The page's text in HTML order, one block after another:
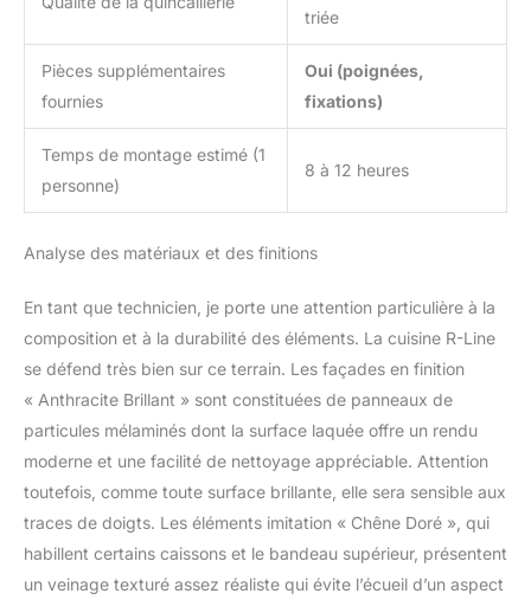
triée
Pièces supplémentaires
fournies
Oui (poignées,
fixations)
Temps de montage estimé (1
personne)
8 à 12 heures
Analyse des matériaux et des finitions
En tant que technicien, je porte une attention particulière à la
composition et à la durabilité des éléments. La cuisine R-Line
se défend très bien sur ce terrain. Les façades en finition
« Anthracite Brillant » sont constituées de panneaux de
particules mélaminés dont la surface laquée offre un rendu
moderne et une facilité de nettoyage appréciable. Attention
toutefois, comme toute surface brillante, elle sera sensible aux
traces de doigts. Les éléments imitation « Chêne Doré », qui
habillent certains caissons et le bandeau supérieur, présentent
un veinage texturé assez réaliste qui évite l’écueil d’un aspect